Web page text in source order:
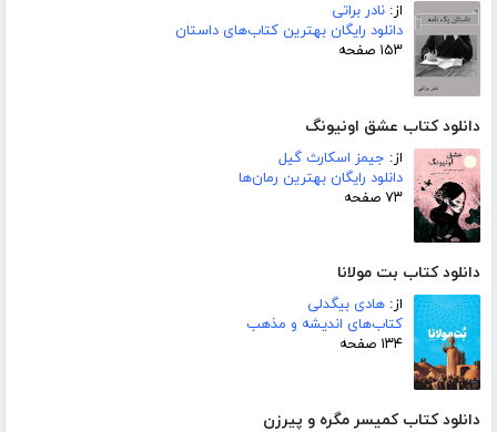
از: نادر براتی
دانلود رایگان بهترین کتاب‌های داستان
۱۵۳ صفحه
دانلود کتاب عشق اونیونگ
از: جیمز اسکارث گیل
دانلود رایگان بهترین رمان‌ها
۷۳ صفحه
دانلود کتاب بت مولانا
از: هادی بیگدلی
کتاب‌های اندیشه و مذهب
۱۳۴ صفحه
دانلود کتاب کمیسر مگره و پیرزن